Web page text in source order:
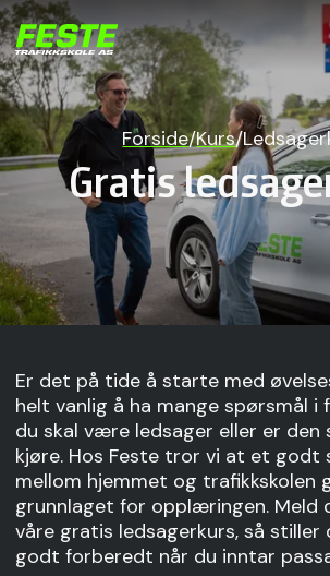
Forside/Kurs/
Gratis
Er det på tide å starte med
helt vanlig å ha mange spørsmål i
du skal være ledsager eller er den
kjøre. Hos Feste tror vi at et godt
mellom hjemmet og trafikkskolen
grunnlaget for opplæringen. Meld
våre gratis ledsagerkurs, så
godt forberedt når du inntar